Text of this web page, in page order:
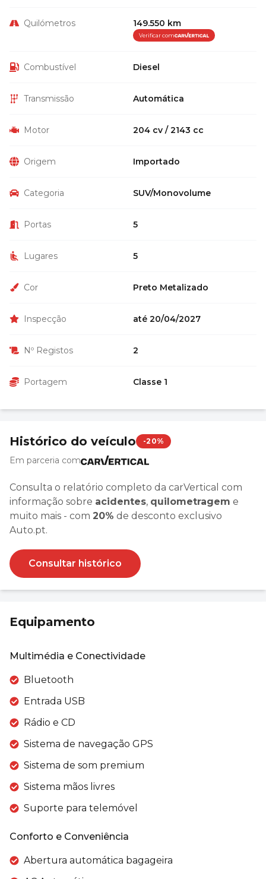
Quilómetros 149.550 km
Verificar com
Combustível Diesel
Transmissão Automática
Motor 204 cv / 2143 cc
Origem Importado
Categoria SUV/Monovolume
Portas 5
Lugares 5
Cor Preto Metalizado
Inspecção até 20/04/2027
Nº Registos 2
Portagem Classe 1
Histórico do veículo -20%
Em parceria com
Consulta o relatório completo da carVertical com
informação sobre acidentes, quilometragem e
muito mais - com 20% de desconto exclusivo
Auto.pt.
Consultar histórico
Equipamento
Multimédia e Conectividade
Bluetooth
Entrada USB
Rádio e CD
Sistema de navegação GPS
Sistema de som premium
Sistema mãos livres
Suporte para telemóvel
Conforto e Conveniência
Abertura automática bagageira